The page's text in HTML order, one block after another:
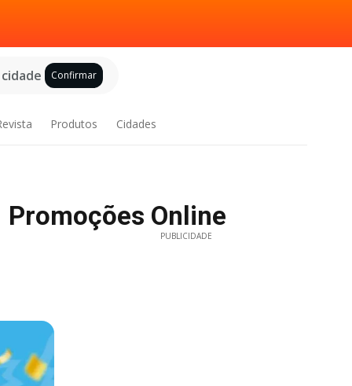
Confirmar
Produtos Cidades
Online
PUBLICIDADE